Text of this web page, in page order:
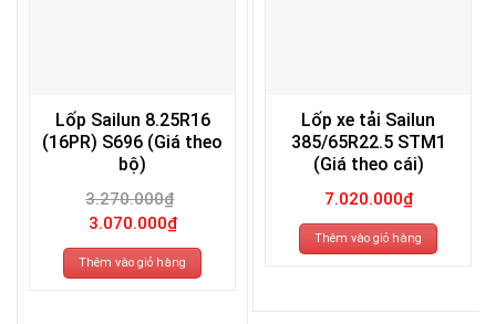
Lốp Sailun 8.25R16
(16PR) S696 (Giá theo
bộ)
3.270.000₫
Giá
gốc
là:
3.270.000₫.
3.070.000₫Giá
hiện
tại
là:
3.070.000₫.
Thêm vào giỏ hàng
Lốp xe tải Sailun
385/65R22.5 STM1
(Giá theo cái)
7.020.000₫
Thêm vào giỏ hàng